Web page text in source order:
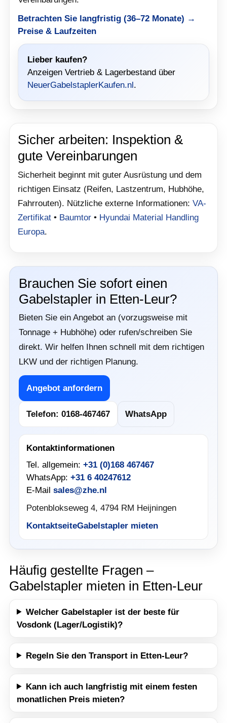
Betrachten Sie langfristig (36–72 Monate) →
Preise & Laufzeiten
Lieber kaufen?
Anzeigen Vertrieb & Lagerbestand über
NeuerGabelstaplerKaufen.nl.
Sicher arbeiten: Inspektion &
gute Vereinbarungen
Sicherheit beginnt mit guter Ausrüstung und dem
richtigen Einsatz (Reifen, Lastzentrum, Hubhöhe,
Fahrrouten). Nützliche externe Informationen: VA-
Zertifikat • Baumtor • Hyundai Material Handling
Europa.
Brauchen Sie sofort einen
Gabelstapler in Etten-Leur?
Bieten Sie ein Angebot an (vorzugsweise mit
Tonnage + Hubhöhe) oder rufen/schreiben Sie
direkt. Wir helfen Ihnen schnell mit dem richtigen
LKW und der richtigen Planung.
Angebot anfordern
Telefon: 0168-467467 WhatsApp
Kontaktinformationen
Tel. allgemein: +31 (0)168 467467
WhatsApp: +31 6 40247612
E-Mail sales@zhe.nl
Potenblokseweg 4, 4794 RM Heijningen
KontaktseiteGabelstapler mieten
Häufig gestellte Fragen –
Gabelstapler mieten in Etten-Leur
Welcher Gabelstapler ist der beste für
Vosdonk (Lager/Logistik)?
Regeln Sie den Transport in Etten-Leur?
Kann ich auch langfristig mit einem festen
monatlichen Preis mieten?